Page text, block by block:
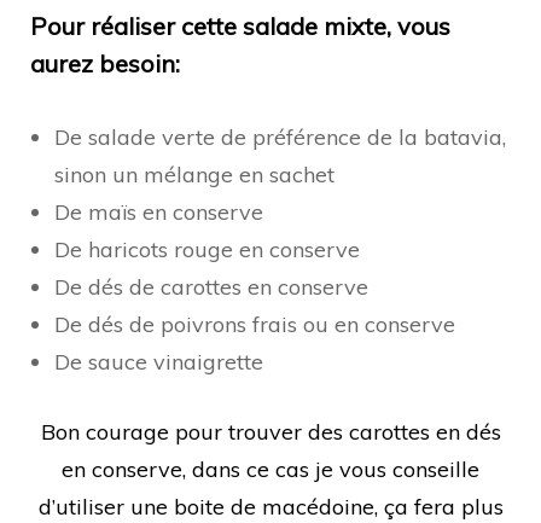
Pour réaliser cette salade mixte, vous
aurez besoin:
De salade verte de préférence de la batavia,
sinon un mélange en sachet
De maïs en conserve
De haricots rouge en conserve
De dés de carottes en conserve
De dés de poivrons frais ou en conserve
De sauce vinaigrette
Bon courage pour trouver des carottes en dés
en conserve, dans ce cas je vous conseille
d’utiliser une boite de macédoine, ça fera plus